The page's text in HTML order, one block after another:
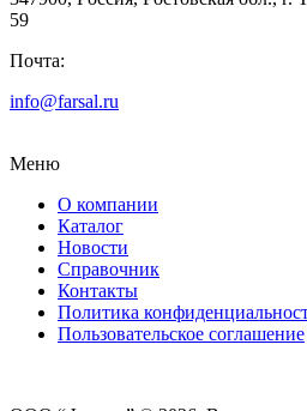
59
Почта:
info@farsal.ru
Меню
О компании
Каталог
Новости
Cправочник
Контакты
Политика
Пользовательское соглашение